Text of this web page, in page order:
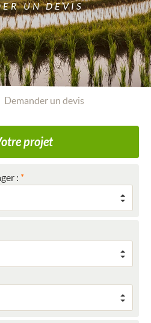
Demander un devis
UN DEVIS
projet
: